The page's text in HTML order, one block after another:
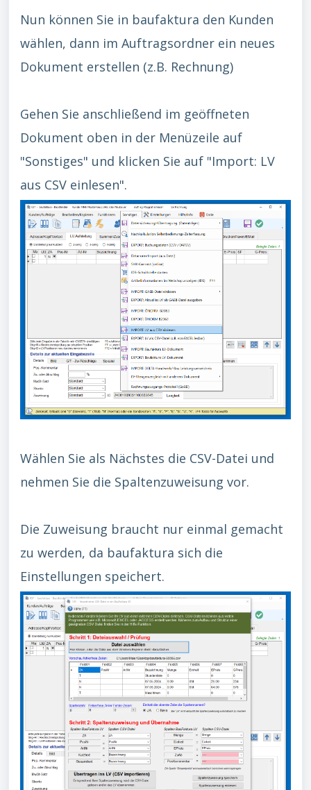
Nun können Sie in baufaktura den Kunden
wählen, dann im Auftragsordner ein neues
Dokument erstellen (z.B. Rechnung)
Gehen Sie anschließend im geöffneten
Dokument oben in der Menüzeile auf
"Sonstiges" und klicken Sie auf "Import: LV
aus CSV einlesen".
Wählen Sie als Nächstes die CSV-Datei und
nehmen Sie die Spaltenzuweisung vor.
Die Zuweisung braucht nur einmal gemacht
zu werden, da baufaktura sich die
Einstellungen speichert.